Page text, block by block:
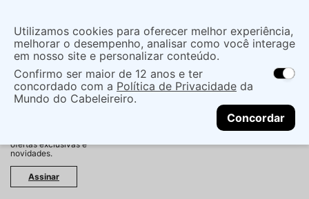
localização
As ofertas e opções de entrega variam de
acordo com a região.Não sei meu CEP
CONTINUAR
O que você procura?
ofertas exclusivas e
novidades.
Assinar
Utilizamos cookies para oferecer melhor experiência,
melhorar o desempenho, analisar como você interage
em nosso site e personalizar conteúdo.
Confirmo ser maior de 12 anos e ter
concordado com a Política de Privacidade da
Mundo do Cabeleireiro.
Concordar